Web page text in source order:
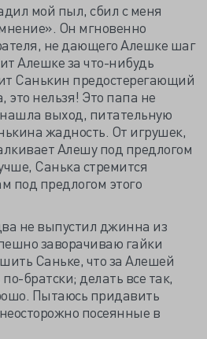
мой пыл, сбил с меня
Он мгновенно
не дающего Алешке шаг
Алешке за что-нибудь
Санькин предостерегающий
это нельзя! Это папа не
выход, питательную
жадность. От игрушек,
Алешу под предлогом
Санька стремится
под предлогом этого
не выпустил джинна из
заворачиваю гайки
Саньке, что за Алешей
братски; делать все так,
Пытаюсь придавить
посеянные в